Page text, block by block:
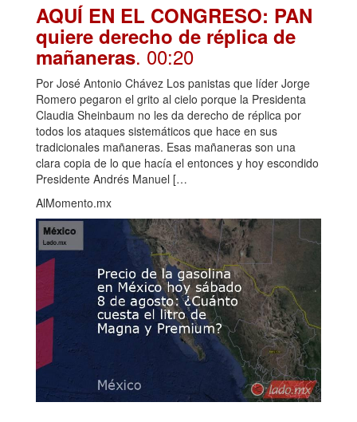
AQUÍ EN EL CONGRESO: PAN
quiere derecho de réplica de
mañaneras. 00:20
Por José Antonio Chávez Los panistas que líder Jorge
Romero pegaron el grito al cielo porque la Presidenta
Claudia Sheinbaum no les da derecho de réplica por
todos los ataques sistemáticos que hace en sus
tradicionales mañaneras. Esas mañaneras son una
clara copia de lo que hacía el entonces y hoy escondido
Presidente Andrés Manuel […
AlMomento.mx